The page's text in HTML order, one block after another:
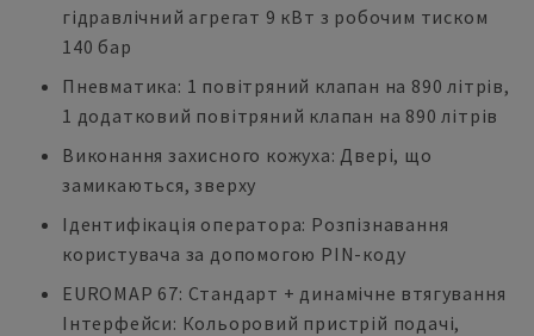
гідравлічний агрегат 9 кВт з робочим тиском
140 бар
Пневматика: 1 повітряний клапан на 890 літрів,
1 додатковий повітряний клапан на 890 літрів
Виконання захисного кожуха: Двері, що
замикаються, зверху
Ідентифікація оператора: Розпізнавання
користувача за допомогою PIN-коду
EUROMAP 67: Стандарт + динамічне втягування
Інтерфейси: Кольоровий пристрій подачі,